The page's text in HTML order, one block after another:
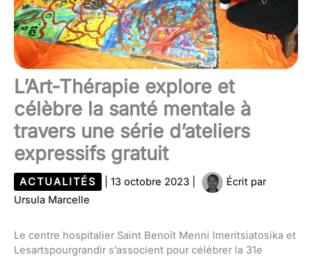
L’Art-Thérapie explore et
célèbre la santé mentale à
travers une série d’ateliers
expressifs gratuit
ACTUALITÉS 13 octobre 2023
Écrit par
Ursula Marcelle
Le centre hospitalier Saint Benoît Menni Imeritsiatosika et
Lesartspourgrandir s’associent pour célébrer la 31e